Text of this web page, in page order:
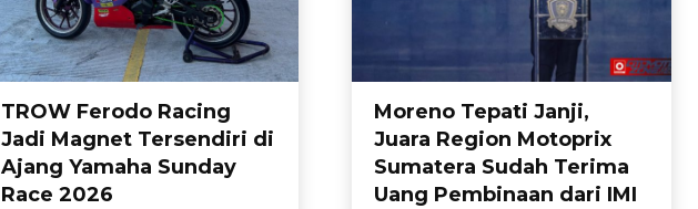
TROW Ferodo Racing
Jadi Magnet Tersendiri di
Ajang Yamaha Sunday
Race 2026
Moreno Tepati Janji,
Juara Region Motoprix
Sumatera Sudah Terima
Uang Pembinaan dari IMI